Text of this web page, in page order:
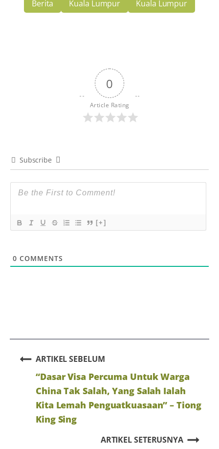
Berita Kuala Lumpur Kuala Lumpur
0
Article Rating
Subscribe
[+]
0 COMMENTS
ARTIKEL SEBELUM
“Dasar Visa Percuma Untuk Warga
China Tak Salah, Yang Salah Ialah
Kita Lemah Penguatkuasaan” – Tiong
King Sing
ARTIKEL SETERUSNYA